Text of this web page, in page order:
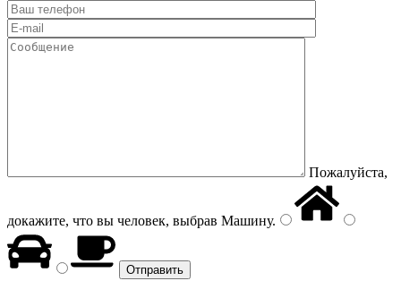
Пожалуйста,
докажите, что вы человек, выбрав Машину.